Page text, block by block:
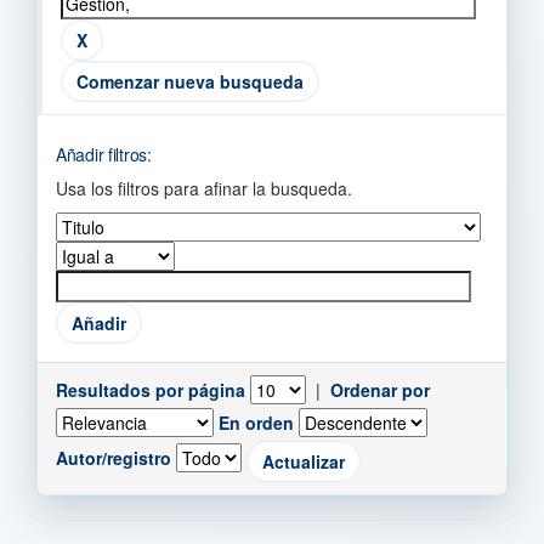
Comenzar nueva busqueda
Añadir filtros:
Usa los filtros para afinar la busqueda.
Resultados por página | Ordenar por
En orden
Autor/registro